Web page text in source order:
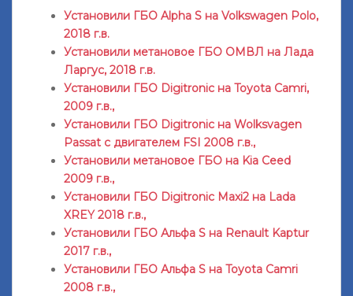
Установили ГБО Alpha S на Volkswagen Polo,
2018 г.в.
Установили метановое ГБО ОМВЛ на Лада
Ларгус, 2018 г.в.
Установили ГБО Digitronic на Toyota Camri,
2009 г.в.,
Установили ГБО Digitronic на Wolksvagen
Passat с двигателем FSI 2008 г.в.,
Установили метановое ГБО на Kia Ceed
2009 г.в.,
Установили ГБО Digitronic Maxi2 на Lada
XREY 2018 г.в.,
Установили ГБО Альфа S на Renault Kaptur
2017 г.в.,
Установили ГБО Альфа S на Toyota Camri
2008 г.в.,